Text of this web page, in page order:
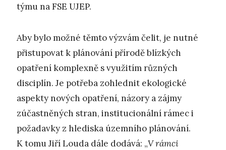
týmu na FSE UJEP.
Aby bylo možné těmto výzvám čelit, je nutné
přistupovat k plánování přírodě blízkých
opatření komplexně s využitím různých
disciplín. Je potřeba zohlednit ekologické
aspekty nových opatření, názory a zájmy
zúčastněných stran, institucionální rámec i
požadavky z hlediska územního plánování.
K tomu Jiří Louda dále dodává: „V rámci